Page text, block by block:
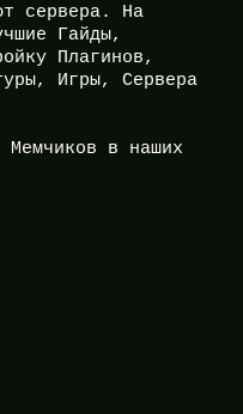
сервера. На
Гайды,
Плагинов,
Игры, Сервера
Мемчиков в наших